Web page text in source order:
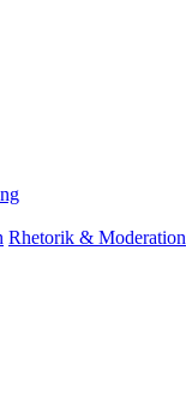
Rhetorik & Moderation